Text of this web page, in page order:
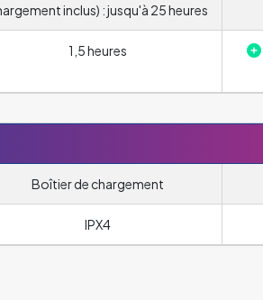
inclus) : jusqu'à 25 heures
1,5 heures
Boîtier de chargement
IPX4